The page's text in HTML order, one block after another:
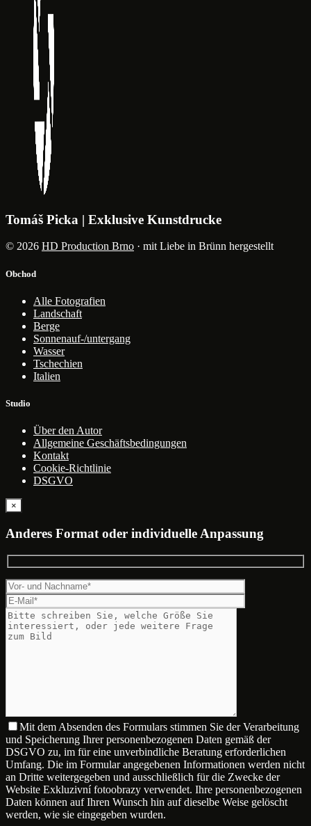
Tomáš Picka | Exklusive Kunstdrucke
© 2026 HD Production Brno · mit Liebe in Brünn hergestellt
Obchod
Alle Fotografien
Landschaft
Berge
Sonnenauf-/untergang
Wasser
Tschechien
Italien
Studio
Über den Autor
Allgemeine Geschäftsbedingungen
Kontakt
Cookie-Richtlinie
DSGVO
×
Anderes Format oder individuelle Anpassung
Mit dem Absenden des Formulars stimmen Sie der Verarbeitung
und Speicherung Ihrer personenbezogenen Daten gemäß der
DSGVO zu, im für eine unverbindliche Beratung erforderlichen
Umfang. Die im Formular angegebenen Informationen werden nicht
an Dritte weitergegeben und ausschließlich für die Zwecke der
Website Exkluzivní fotoobrazy verwendet. Ihre personenbezogenen
Daten können auf Ihren Wunsch hin auf dieselbe Weise gelöscht
werden, wie sie eingegeben wurden.